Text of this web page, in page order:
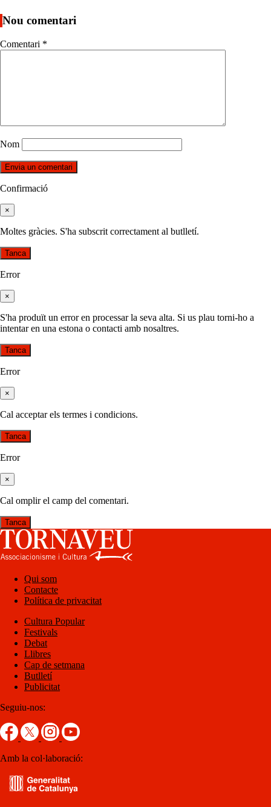
Nou comentari
Comentari *
Nom
Confirmació
×
Moltes gràcies. S'ha subscrit correctament al butlletí.
Tanca
Error
×
S'ha produït un error en processar la seva alta. Si us plau torni-ho a
intentar en una estona o contacti amb nosaltres.
Tanca
Error
×
Cal acceptar els termes i condicions.
Tanca
Error
×
Cal omplir el camp del comentari.
Tanca
Qui som
Contacte
Política de privacitat
Cultura Popular
Festivals
Debat
Llibres
Cap de setmana
Butlletí
Publicitat
Seguiu-nos:
Amb la col·laboració: